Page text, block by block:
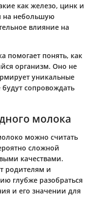
как железо, цинк и
на небольшую
влияние на
помогает понять, как
организм. Оно не
уникальные
сопровождать
молока
можно считать
сложной
качествами.
родителям и
глубже разобраться
и его значении для